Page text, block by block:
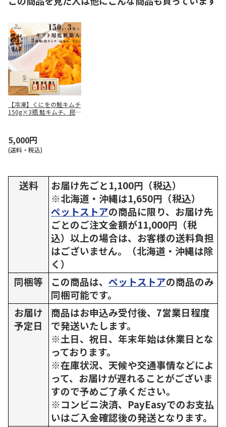
【冷凍】くにをの鮭キムチ
150g×3瓶 鮭キムチ、昆布
5,000円
(送料・税込)
送料
お届け先ごと1,100円（税込）
※北海道・沖縄は1,650円（税込）
ペットストアの商品に限り、お届け先
ごとのご注文金額が11,000円（税
込）以上の場合は、お客様の送料負担
はございません。（北海道・沖縄は除
く）
同梱等
この商品は、 ペットストアの商品のみ
同梱可能です。
お届け
予定日
商品はお申込み受付後、7営業日程度
で発送いたします。
※土日、祝日、年末年始は休業日とな
っております。
※在庫状況、天候や交通事情などによ
って、お届けが遅れることがございま
すので予めご了承ください。
※コンビニ決済、PayEasyでのお支払
いはご入金確認後の発送となります。